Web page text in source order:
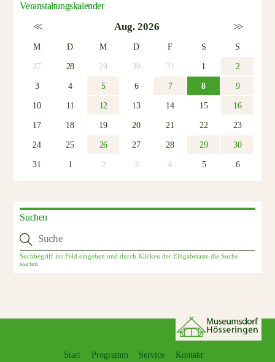
Veranstaltungskalender
<< Aug. 2026 >>
M D M D F S
S
27
28 29 30 31 1
2
3
4 5 6 7 8
9
10
11 12 13 14 15
16
17
18 19 20 21 22
23
24
25 26 27 28 29
30
31
1 2 3 4 5 6
Suchen
Start Programm Service Kontakt